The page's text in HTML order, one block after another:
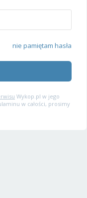
nie pamiętam hasła
Wykop.pl w jego
w całości, prosimy